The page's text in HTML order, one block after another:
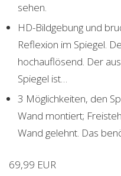
sehen.
HD-Bildgebung und
Reflexion im Spiegel.
hochauflösend. Der
Spiegel ist…
3 Möglichkeiten, den
Wand montiert;
Wand gelehnt. Das
69,99 EUR